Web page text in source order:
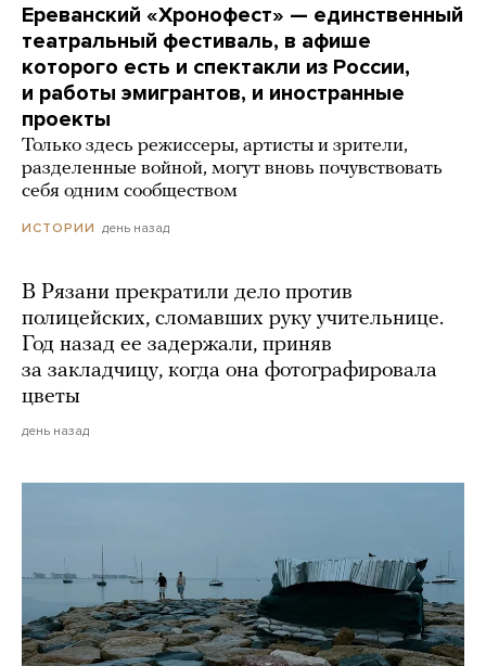
Ереванский «Хронофест» — единственный
театральный фестиваль, в афише
которого есть и спектакли из России,
и работы эмигрантов, и иностранные
проекты
Только здесь режиссеры, артисты и зрители,
разделенные войной, могут вновь почувствовать
себя одним сообществом
ИСТОРИИ день назад
В Рязани прекратили дело против
полицейских, сломавших руку учительнице.
Год назад ее задержали, приняв
за закладчицу, когда она фотографировала
цветы
день назад